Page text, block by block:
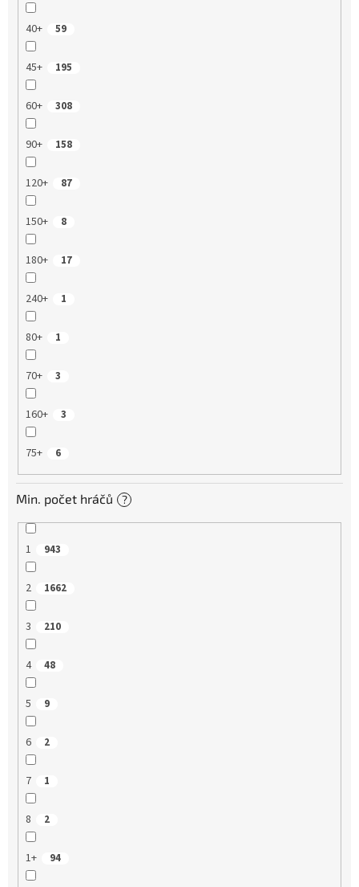
40+ 59
45+ 195
60+ 308
90+ 158
120+ 87
150+ 8
180+ 17
240+ 1
80+ 1
70+ 3
160+ 3
75+ 6
Min. počet hráčů ?
1 943
2 1662
3 210
4 48
5 9
6 2
7 1
8 2
1+ 94